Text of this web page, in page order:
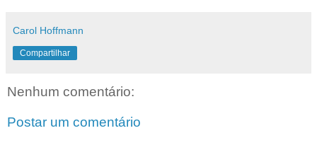
Carol Hoffmann
Compartilhar
Nenhum comentário:
Postar um comentário